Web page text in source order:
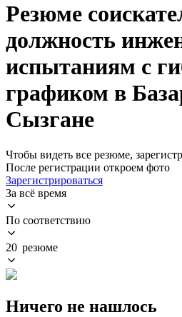
Резюме
должность
испытаниям с
графиком в
Сызгане
Чтобы видеть все резюме,
После регистрации откроем фото
Зарегистрироваться
За всё время
По соответствию
20 резюме
Ничего не нашлось